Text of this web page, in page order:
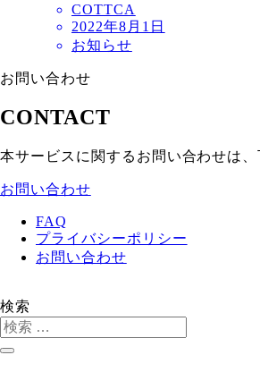
COTTCA
2022年8月1日
お知らせ
お問い合わせ
CONTACT
本サービスに関するお問い合わせは
お問い合わせ
FAQ
プライバシーポリシー
お問い合わせ
検索